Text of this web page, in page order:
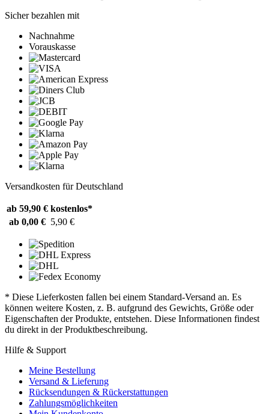
Sicher bezahlen mit
Nachnahme
Vorauskasse
Versandkosten für Deutschland
ab 59,90 € kostenlos*
ab 0,00 € 5,90 €
* Diese Lieferkosten fallen bei einem Standard-Versand an. Es
können weitere Kosten, z. B. aufgrund des Gewichts, Größe oder
Eigenschaften der Produkte, entstehen. Diese Informationen findest
du direkt in der Produktbeschreibung.
Hilfe & Support
Meine Bestellung
Versand & Lieferung
Rücksendungen & Rückerstattungen
Zahlungsmöglichkeiten